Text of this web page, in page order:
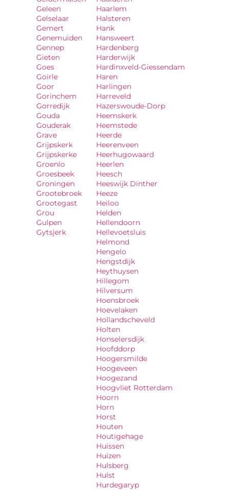
Geleen
Gelselaar
Gemert
Genemuiden
Gennep
Gieten
Goes
Goirle
Goor
Gorinchem
Gorredijk
Gouda
Gouderak
Grave
Grijpskerk
Grijpskerke
Groenlo
Groesbeek
Groningen
Grootebroek
Grootegast
Grou
Gulpen
Gytsjerk
Haarlem
Halsteren
Hank
Hansweert
Hardenberg
Harderwijk
Hardinxveld-Giessendam
Haren
Harlingen
Harreveld
Hazerswoude-Dorp
Heemskerk
Heemstede
Heerde
Heerenveen
Heerhugowaard
Heerlen
Heesch
Heeswijk Dinther
Heeze
Heiloo
Helden
Hellendoorn
Hellevoetsluis
Helmond
Hengelo
Hengstdijk
Heythuysen
Hillegom
Hilversum
Hoensbroek
Hoevelaken
Hollandscheveld
Holten
Honselersdijk
Hoofddorp
Hoogersmilde
Hoogeveen
Hoogezand
Hoogvliet Rotterdam
Hoorn
Horn
Horst
Houten
Houtigehage
Huissen
Huizen
Hulsberg
Hulst
Hurdegaryp